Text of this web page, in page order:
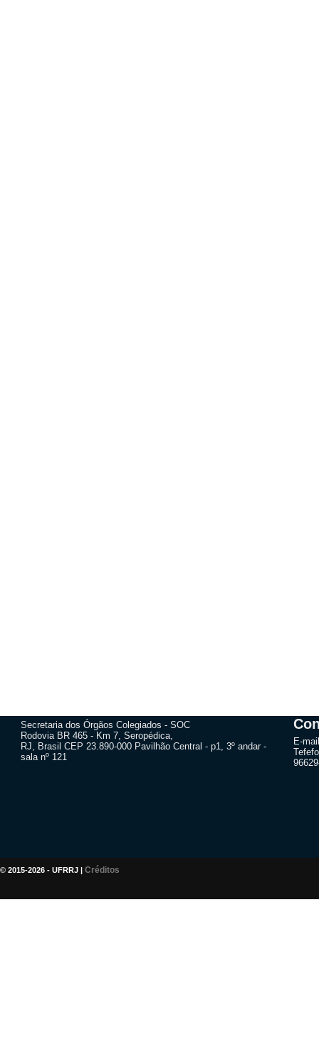
Secretaria dos Órgãos Colegiados - SOC
Rodovia BR 465 - Km 7, Seropédica,
RJ, Brasil CEP 23.890-000 Pavilhão Central - p1, 3º andar -
sala nº 121
E-
© 2015-2026 - UFRRJ | Créditos